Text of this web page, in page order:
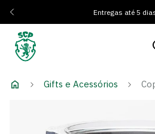
Entregas até 5
Gifts e Acessórios